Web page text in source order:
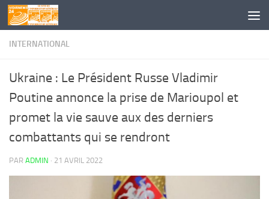
Skip to content
INTERNATIONAL
Ukraine : Le Président Russe Vladimir
Poutine annonce la prise de Marioupol et
promet la vie sauve aux des derniers
combattants qui se rendront
PAR ADMIN · 21 AVRIL 2022